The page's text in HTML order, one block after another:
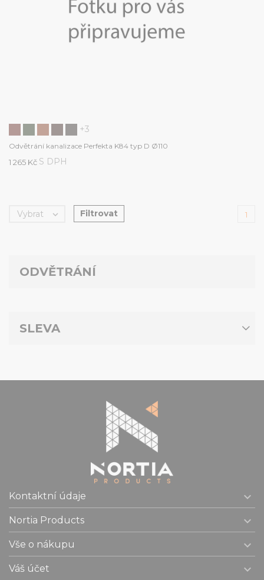
ODVĚTRÁNÍ
SLEVA
+3
Odvětrání kanalizace Perfekta K84 typ D Ø110
1 265 Kč S DPH
Vybrat  Filtrovat 1
Kontaktní údaje 
Nortia Products 
Vše o nákupu 
Váš účet 